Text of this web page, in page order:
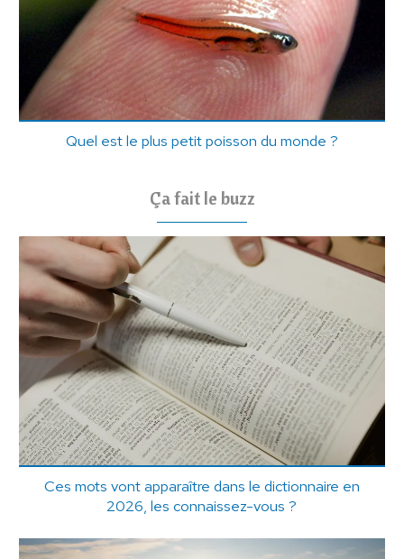
Quel est le plus petit poisson du monde ?
Ça fait le buzz
Ces mots vont apparaître dans le dictionnaire en
2026, les connaissez-vous ?